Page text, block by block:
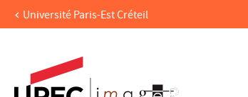
Aller au contenu
Recherche
Navigation secondaire
Université Paris-Est Créteil